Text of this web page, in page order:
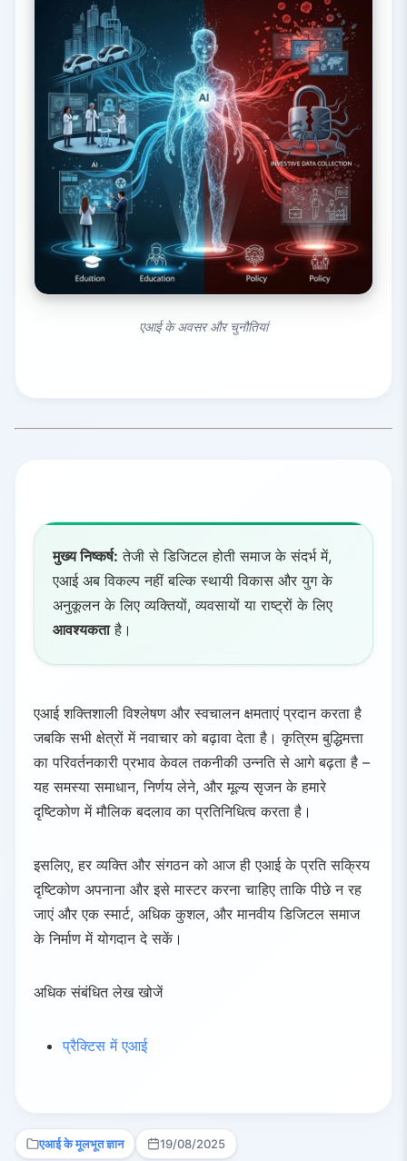
एआई के अवसर और चुनौतियां
मुख्य निष्कर्ष: तेजी से डिजिटल होती समाज के संदर्भ में,
एआई अब विकल्प नहीं बल्कि स्थायी विकास और युग के
अनुकूलन के लिए व्यक्तियों, व्यवसायों या राष्ट्रों के लिए
आवश्यकताहै।
एआई शक्तिशाली विश्लेषण और स्वचालन क्षमताएं प्रदान करता है
जबकि सभी क्षेत्रों में नवाचार को बढ़ावा देता है। कृत्रिम बुद्धिमत्ता
का परिवर्तनकारी प्रभाव केवल तकनीकी उन्नति से आगे बढ़ता है –
यह समस्या समाधान, निर्णय लेने, और मूल्य सृजन के हमारे
दृष्टिकोण में मौलिक बदलाव का प्रतिनिधित्व करता है।
इसलिए, हर व्यक्ति और संगठन को आज ही एआई के प्रति सक्रिय
दृष्टिकोण अपनाना और इसे मास्टर करना चाहिए ताकि पीछे न रह
जाएं और एक स्मार्ट, अधिक कुशल, और मानवीय डिजिटल समाज
के निर्माण में योगदान दे सकें।
अधिक संबंधित लेख खोजें
प्रैक्टिस में एआई
एआई के मूलभूत ज्ञान 19/08/2025